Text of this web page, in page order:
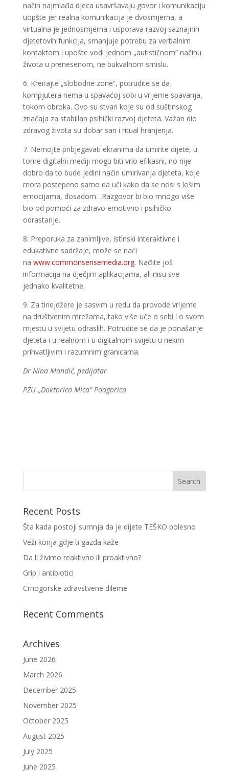
način najmlađa djeca usavršavaju govor i komunikaciju
uopšte jer realna komunikacija je dvosmjerna, a
virtualna je jednosmjerna i usporava razvoj saznajnih
djetetovih funkcija, smanjuje potrebu za verbalnim
kontaktom i upošte vodi jednom „autističnom” načinu
života u prenesenom, ne bukvalnom smislu.
6. Kreirajte „slobodne zone“, potrudite se da
kompjutera nema u spavaćoj sobi u vrijeme spavanja,
tokom obroka. Ovo su stvari koje su od suštinskog
značaja za stabiilan psihički razvoj djeteta. Važan dio
zdravog života su dobar san i ritual hranjenja.
7. Nemojte pribjegavati ekranima da umirite dijete, u
tome digitalni mediji mogu biti vrlo efikasni, no nije
dobro da to bude jedini način umirivanja djeteta, koje
mora postepeno samo da uči kako da se nosi s lošim
emocijama, dosadom…Razgovor bi bio mnogo više
bio od pomoći za zdravo emotivno i psihičko
odrastanje.
8. Preporuka za zanimljive, istinski interaktivne i
edukativne sadržaje, može se naći
na www.commonsensemedia.org. Nađite još
informacija na dječjim aplikacijama, ali nisu sve
jednako kvalitetne.
9. Za tinejdžere je sasvim u redu da provode vrijeme
na društvenim mrežama, tako više uče o sebi i o svom
mjestu u svijetu odraslih. Potrudite se da je ponašanje
djeteta i u realnom i u digitalnom svijetu u nekim
prihvatljivim i razumnim granicama.
Dr Nina Mandić, pedijatar
PZU ,,Doktorica Mica” Podgorica
Recent Posts
Šta kada postoji sumnja da je dijete TEŠKO bolesno
Veži konja gdje ti gazda kaže
Da li živimo reaktivno ili proaktivno?
Grip i antibiotici
Crnogorske zdravstvene dileme
Recent Comments
Archives
June 2026
March 2026
December 2025
November 2025
October 2025
August 2025
July 2025
June 2025